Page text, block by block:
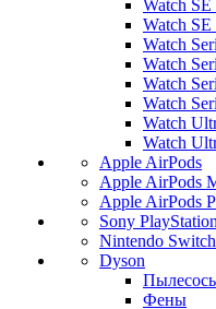
Watch SE
Watch SE
Watch
Watch
Watch
Watch
Watch
Watch
Apple AirPods
Apple AirPods
Apple AirPods
Sony PlayStation
Nintendo Switch
Dyson
Фены